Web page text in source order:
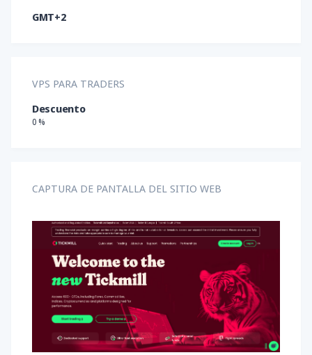
GMT+2
VPS PARA TRADERS
Descuento
0 %
CAPTURA DE PANTALLA DEL SITIO WEB